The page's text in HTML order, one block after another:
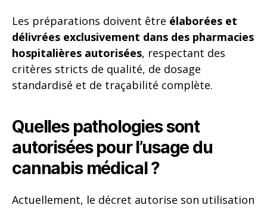
Les préparations doivent être élaborées et
délivrées exclusivement dans des pharmacies
hospitalières autorisées, respectant des
critères stricts de qualité, de dosage
standardisé et de traçabilité complète.
Quelles pathologies sont
autorisées pour l’usage du
cannabis médical ?
Actuellement, le décret autorise son utilisation